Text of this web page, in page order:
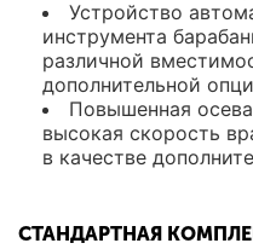
Устройство
инструмента
различной
дополнительной
Повышенная
высокая скорость
в качестве
СТАНДАРТНАЯ